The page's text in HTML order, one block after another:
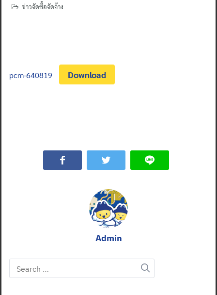
ข่าวจัดซื้อจัดจ้าง
pcm-640819 Download
Admin
Search
for: